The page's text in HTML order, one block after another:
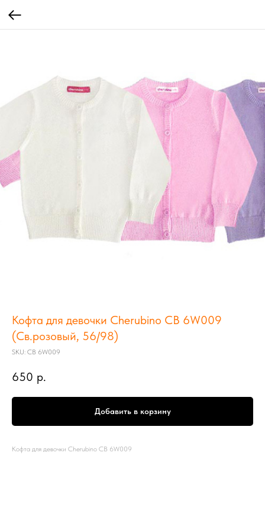
Кофта для девочки Cherubino СB 6W009
(Св.розовый, 56/98)
SKU: СB 6W009
650 р.
Добавить в корзину
Кофта для девочки Cherubino СB 6W009